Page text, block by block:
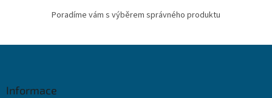
Poradíme vám s výběrem správného produktu
Informace